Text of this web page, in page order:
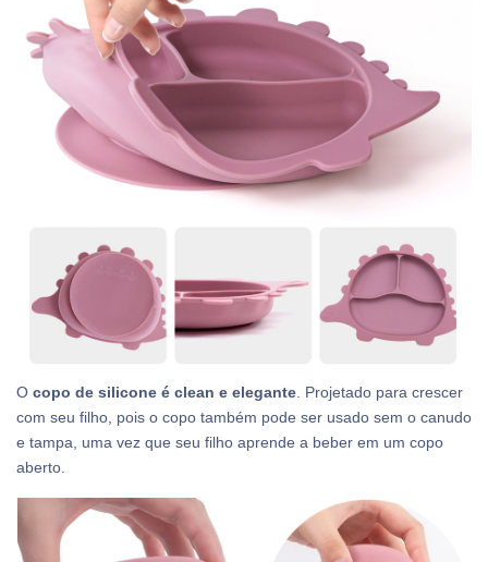
O copo de silicone é clean e elegante . Projetado para crescer
com seu filho, pois o copo também pode ser usado sem o canudo
e tampa, uma vez que seu filho aprende a beber em um copo
aberto.